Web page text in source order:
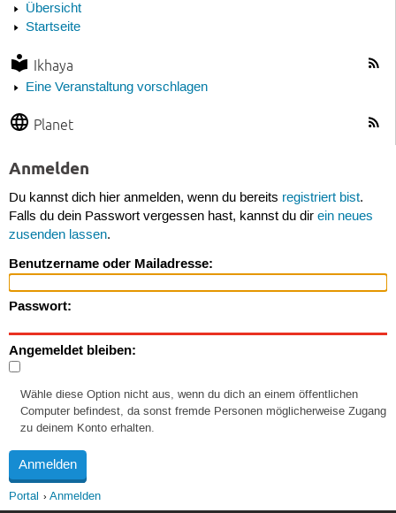
Übersicht
Startseite
Ikhaya
Eine Veranstaltung vorschlagen
Planet
Anmelden
Du kannst dich hier anmelden, wenn du bereits registriert bist.
Falls du dein Passwort vergessen hast, kannst du dir ein neues
zusenden lassen.
Benutzername oder Mailadresse:
Passwort:
Angemeldet bleiben:
Wähle diese Option nicht aus, wenn du dich an einem öffentlichen
Computer befindest, da sonst fremde Personen möglicherweise Zugang
zu deinem Konto erhalten.
Portal Anmelden